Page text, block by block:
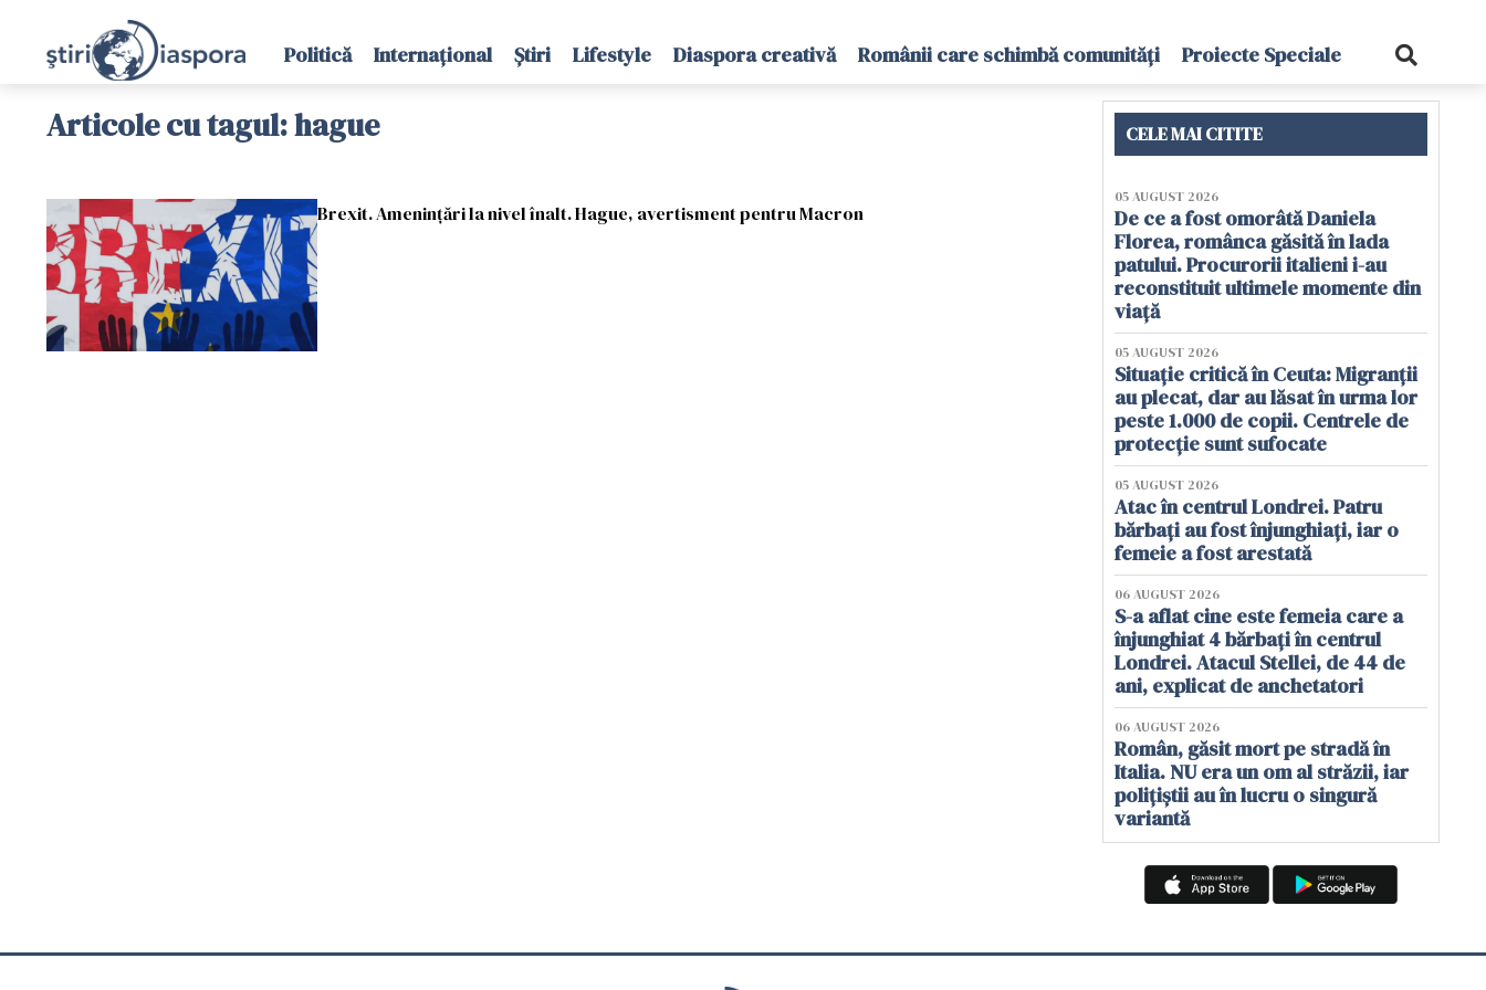
Politică Internațional Știri Lifestyle Diaspora creativă Românii care schimbă comunități Proiecte Speciale
Articole cu tagul: hague
Brexit. Amenințări la nivel înalt. Hague, avertisment pentru Macron
CELE MAI CITITE
05 AUGUST 2026
De ce a fost omorâtă Daniela
Florea, românca găsită în lada
patului. Procurorii italieni i-au
reconstituit ultimele momente din
viață
05 AUGUST 2026
Situație critică în Ceuta: Migranții
au plecat, dar au lăsat în urma lor
peste 1.000 de copii. Centrele de
protecție sunt sufocate
05 AUGUST 2026
Atac în centrul Londrei. Patru
bărbați au fost înjunghiați, iar o
femeie a fost arestată
06 AUGUST 2026
S-a aflat cine este femeia care a
înjunghiat 4 bărbați în centrul
Londrei. Atacul Stellei, de 44 de
ani, explicat de anchetatori
06 AUGUST 2026
Român, găsit mort pe stradă în
Italia. NU era un om al străzii, iar
polițiștii au în lucru o singură
variantă